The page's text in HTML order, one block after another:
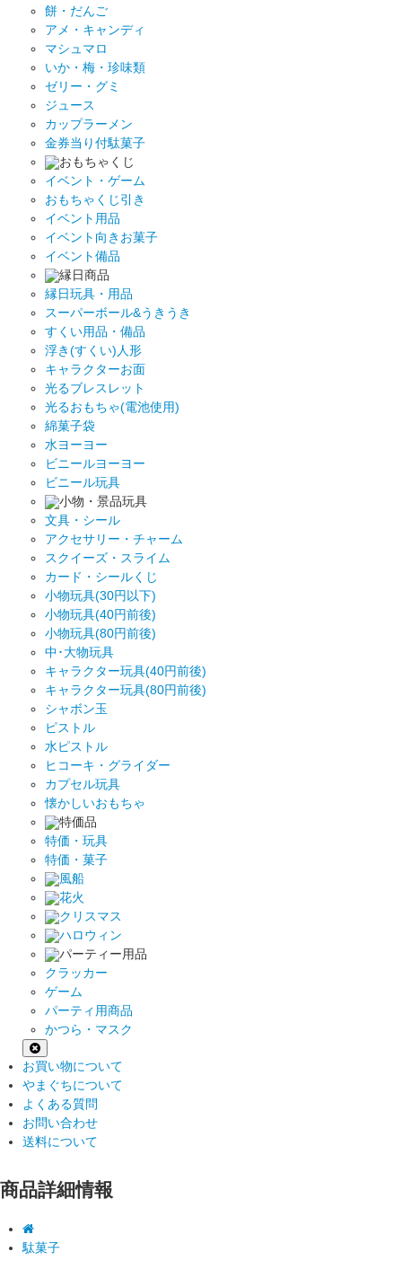
餅・だんご
アメ・キャンディ
マシュマロ
いか・梅・珍味類
ゼリー・グミ
ジュース
カップラーメン
金券当り付駄菓子
おもちゃくじ
イベント・ゲーム
おもちゃくじ引き
イベント用品
イベント向きお菓子
イベント備品
縁日商品
縁日玩具・用品
スーパーボール&うきうき
すくい用品・備品
浮き(すくい)人形
キャラクターお面
光るブレスレット
光るおもちゃ(電池使用)
綿菓子袋
水ヨーヨー
ビニールヨーヨー
ビニール玩具
小物・景品玩具
文具・シール
アクセサリー・チャーム
スクイーズ・スライム
カード・シールくじ
小物玩具(30円以下)
小物玩具(40円前後)
小物玩具(80円前後)
中･大物玩具
キャラクター玩具(40円前後)
キャラクター玩具(80円前後)
シャボン玉
ピストル
水ピストル
ヒコーキ・グライダー
カプセル玩具
懐かしいおもちゃ
特価品
特価・玩具
特価・菓子
風船
花火
クリスマス
ハロウィン
パーティー用品
クラッカー
ゲーム
パーティ用商品
かつら・マスク
お買い物について
やまぐちについて
よくある質問
お問い合わせ
送料について
商品詳細情報
駄菓子